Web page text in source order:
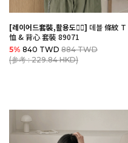
[레이어드套裝,활용도👍🏻] 데블 條紋 T
恤 & 背心 套裝 89071
5% 840 TWD 884 TWD
(参考 : 229.84 HKD)